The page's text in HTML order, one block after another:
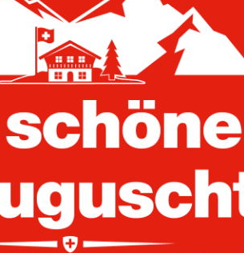
Briefe Trading Cards
MOC
Obervolta vor
Artikelnummer:337071